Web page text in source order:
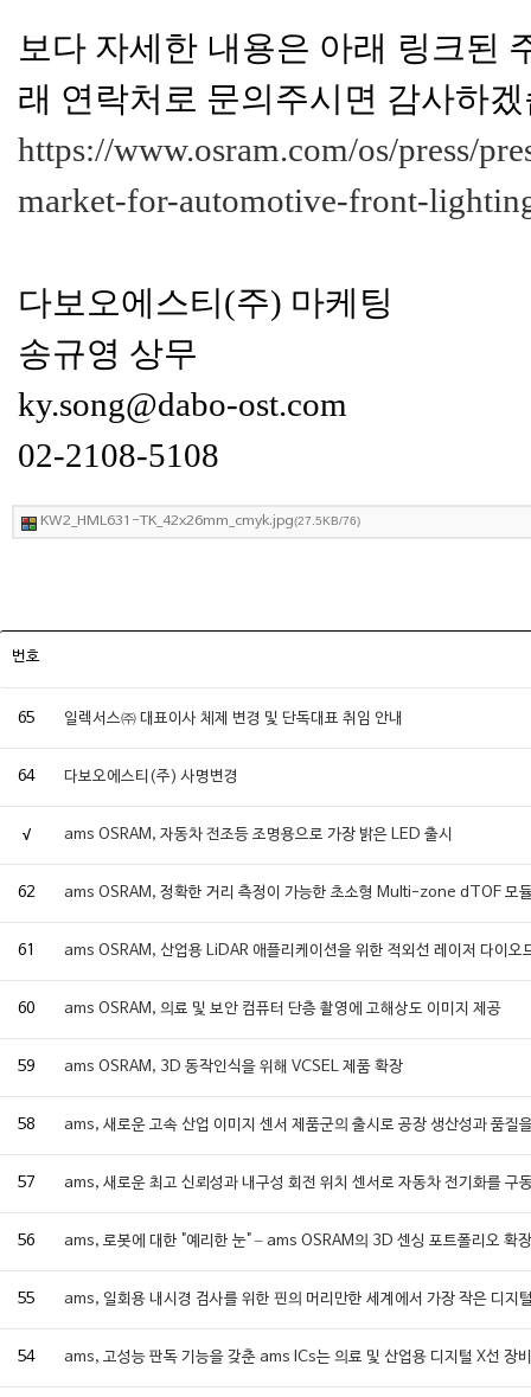
보다 자세한 내용은 아래 링크된
래 연락처로 문의주시면 감사하
https://www.osram.com/os/press/
market-for-automotive-front-
다보오에스티(주) 마케팅
송규영 상무
ky.song@dabo-ost.com
02-2108-5108
KW2_HML631-TK_42x26mm_cmyk.jpg(27.5KB/76)
번호
65 일렉서스㈜ 대표이사 체제 변경 및 단독대표 취임 안내
64 다보오에스티(주) 사명변경
√ ams OSRAM, 자동차 전조등 조명용으로 가장 밝은 LED 출시
62 ams OSRAM, 정확한 거리 측정이 가능한 초소형 Multi-zone dTOF 모
61 ams OSRAM, 산업용 LiDAR 애플리케이션을 위한 적외선 레이저 다이오
60 ams OSRAM, 의료 및 보안 컴퓨터 단층 촬영에 고해상도 이미지 제공
59 ams OSRAM, 3D 동작인식을 위해 VCSEL 제품 확장
58 ams, 새로운 고속 산업 이미지 센서 제품군의 출시로 공장 생산성과 품질
57 ams, 새로운 최고 신뢰성과 내구성 회전 위치 센서로 자동차 전기화를 구
56 ams, 로봇에 대한 "예리한 눈" – ams OSRAM의 3D 센싱 포트폴리오 확장
55 ams, 일회용 내시경 검사를 위한 핀의 머리만한 세계에서 가장 작은 디지
54 ams, 고성능 판독 기능을 갖춘 ams ICs는 의료 및 산업용 디지털 X선 장